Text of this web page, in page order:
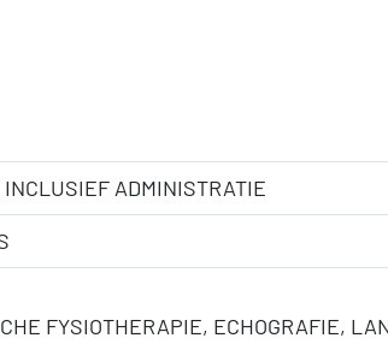
ADMINISTRATIE
FYSIOTHERAPIE, ECHOGRAFIE,